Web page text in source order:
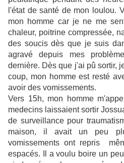
l'état de santé de mon loulou.
mon homme car je ne me
chaleur, poitrine compressée,
des soucis dès que je suis
agravé depuis mes
dernière. Dès que j'ai pû sortir,
coup, mon homme est resté
avoir des vomissements.
Vers 15h, mon homme
medecins laissaient sortir
de surveillance pour
maison, il avait un peu
vomissements ont repris
espacés. Il a voulu boire un